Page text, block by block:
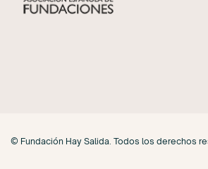
© Fundación Hay Salida. Todos los derechos